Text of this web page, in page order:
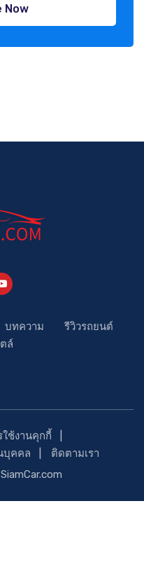
Now
บทความ
รีวิวรถยนต์
ล์
ใช้งานคุกกี้
บุคคล
ติดตามเรา